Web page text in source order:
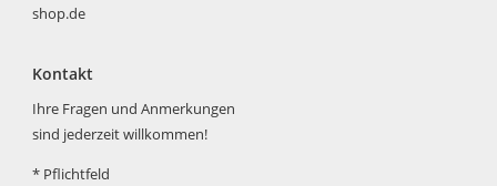
shop.de
Kontakt
Ihre Fragen und Anmerkungen
sind jederzeit willkommen!
* Pflichtfeld